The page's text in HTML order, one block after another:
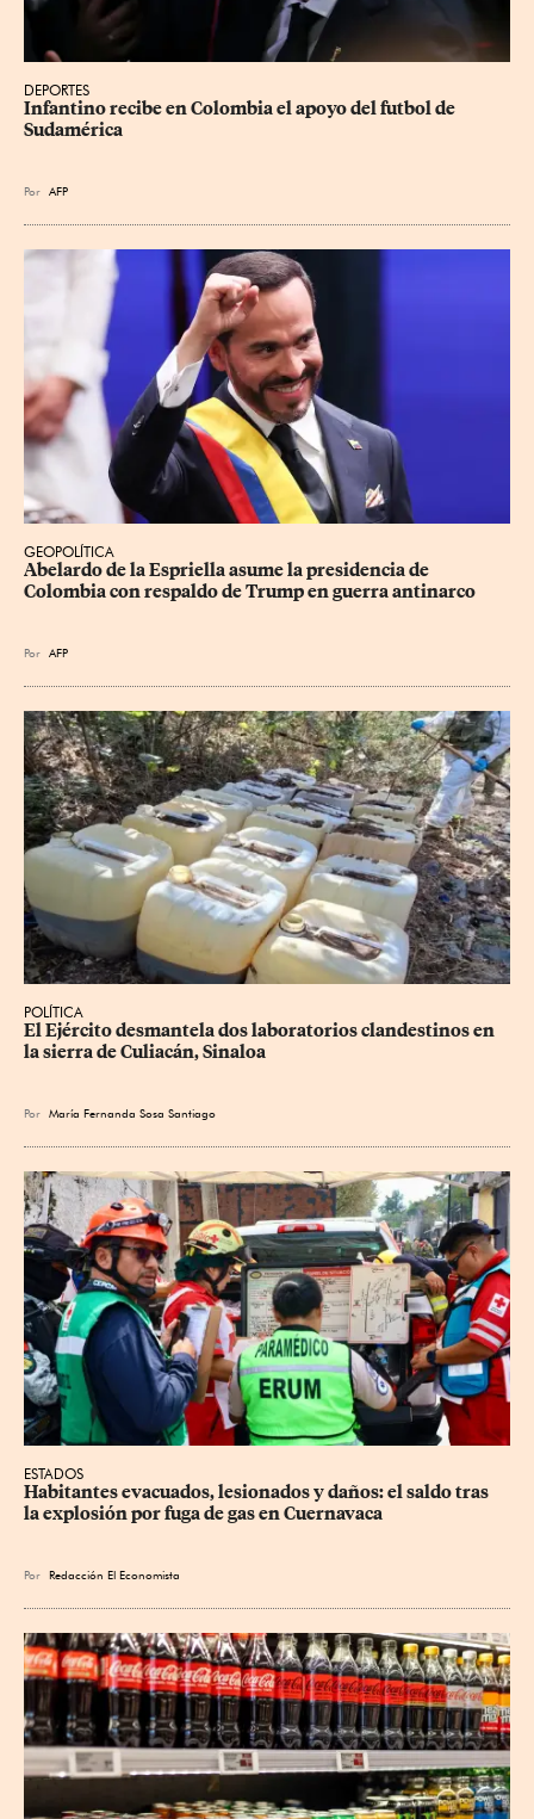
DEPORTES
Infantino recibe en Colombia el apoyo del futbol de
Sudamérica
Por AFP
GEOPOLÍTICA
Abelardo de la Espriella asume la presidencia de
Colombia con respaldo de Trump en guerra antinarco
Por AFP
POLÍTICA
El Ejército desmantela dos laboratorios clandestinos en
la sierra de Culiacán, Sinaloa
Por María Fernanda Sosa Santiago
ESTADOS
Habitantes evacuados, lesionados y daños: el saldo tras
la explosión por fuga de gas en Cuernavaca
Por Redacción El Economista